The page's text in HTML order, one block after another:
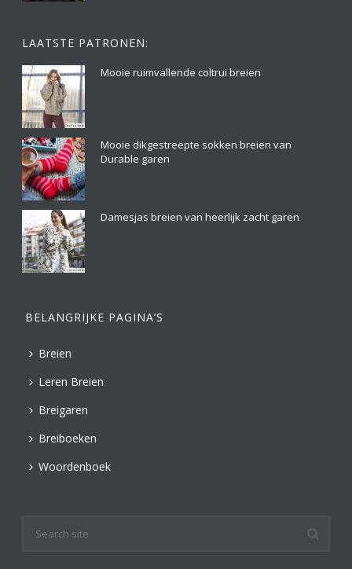
LAATSTE PATRONEN:
Mooie ruimvallende coltrui breien
Mooie dikgestreepte sokken breien van
Durable garen
Damesjas breien van heerlijk zacht garen
BELANGRIJKE PAGINA’S
Breien
Leren Breien
Breigaren
Breiboeken
Woordenboek